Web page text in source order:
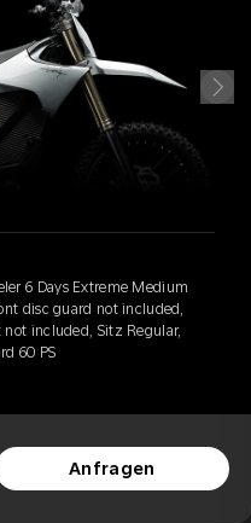
6 Days Extreme Medium
disc guard not included,
included, Sitz Regular,
60 PS
Anfragen